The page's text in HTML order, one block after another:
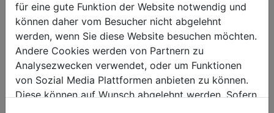
Données sur les moteurs
Puissance moteur S1
W
2200 (1500 / 750 / 40 /40)
Voltage 400V / 50Hz
Vitesse rotation arbre min-1 2840
für eine gute Funktion der Website notwendig und
können daher vom Besucher nicht abgelehnt
werden, wenn Sie diese Website besuchen möchten.
Andere Cookies werden von Partnern zu
Analysezwecken verwendet, oder um Funktionen
von Sozial Media Plattformen anbieten zu können.
Diese können auf Wunsch abgelehnt werden. Sofern